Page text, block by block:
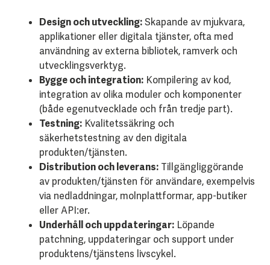
Design och utveckling:Skapande av mjukvara,
applikationer eller digitala tjänster, ofta med
användning av externa bibliotek, ramverk och
utvecklingsverktyg.
Bygge och integration:Kompilering av kod,
integration av olika moduler och komponenter
(både egenutvecklade och från tredje part).
Testning:Kvalitetssäkring och
säkerhetstestning av den digitala
produkten/tjänsten.
Distribution och leverans:Tillgängliggörande
av produkten/tjänsten för användare, exempelvis
via nedladdningar, molnplattformar, app-butiker
eller API:er.
Underhåll och uppdateringar:Löpande
patchning, uppdateringar och support under
produktens/tjänstens livscykel.